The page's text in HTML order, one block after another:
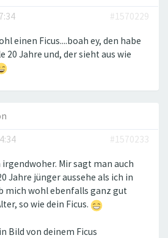
#1570229
einen Ficus....boah ey, den habe
Jahre und, der sieht aus wie
#1570233
irgendwoher. Mir sagt man auch
Jahre jünger aussehe als ich in
mich wohl ebenfalls ganz gut
so wie dein Ficus.
Bild von deinem Ficus